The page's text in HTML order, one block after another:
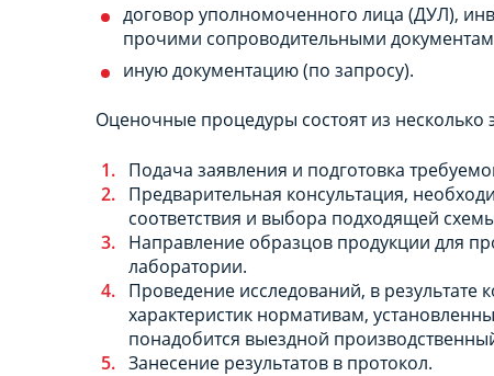
договор уполномоченного лица (ДУЛ),
прочими сопроводительными
иную документацию (по запросу).
Оценочные процедуры состоят из несколько
Подача заявления и подготовка
Предварительная консультация,
соответствия и выбора подходящей
Направление образцов продукции для
лаборатории.
Проведение исследований, в результате
характеристик нормативам,
понадобится выездной
Занесение результатов в протокол.